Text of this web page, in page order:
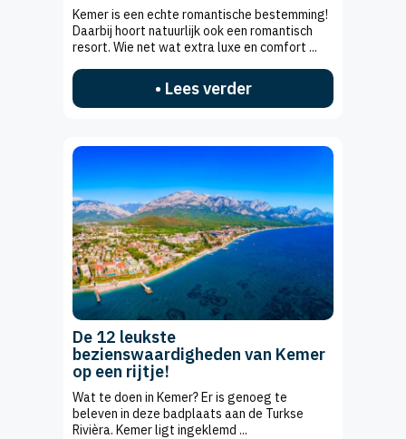
Kemer is een echte romantische bestemming!
Daarbij hoort natuurlijk ook een romantisch
resort. Wie net wat extra luxe en comfort ...
• Lees verder
De 12 leukste
bezienswaardigheden van Kemer
op een rijtje!
Wat te doen in Kemer? Er is genoeg te
beleven in deze badplaats aan de Turkse
Rivièra. Kemer ligt ingeklemd ...